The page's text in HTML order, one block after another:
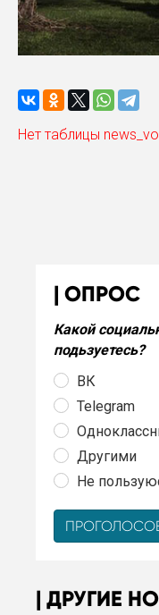
Нет таблицы
ОПРОС
Какой
подьзуетесь?
ВК
Telegram
Другими
Не
ДРУГИЕ